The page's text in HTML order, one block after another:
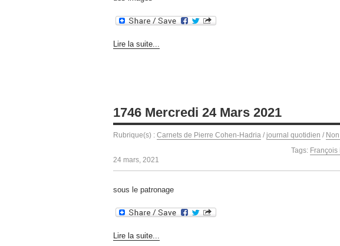
Lire la suite...
1746 Mercredi 24 Mars 2021
Rubrique(s) : Carnets de Pierre Cohen-Hadria / journal quotidien /
Tags: François
24 mars, 2021
sous le patronage
Lire la suite...